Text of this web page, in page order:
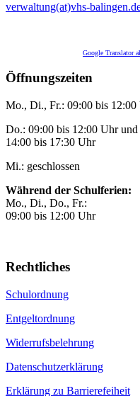
verwaltung(at)vhs-
Google Translator
Öffnungszeiten
Mo., Di., Fr.: 09:00 bis 12:00
Do.: 09:00 bis 12:00 Uhr und
14:00 bis 17:30 Uhr
Mi.: geschlossen
Während der Schulferien:
Mo., Di., Do., Fr.:
09:00 bis 12:00 Uhr
Rechtliches
Schulordnung
Entgeltordnung
Widerrufsbelehrung
Datenschutzerklärung
Erklärung zu Barrierefeiheit